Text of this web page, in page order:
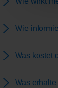
Wie
Was kostet
Was